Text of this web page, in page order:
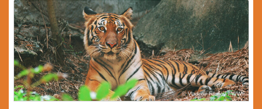
© Vladimir Filonov / WWF